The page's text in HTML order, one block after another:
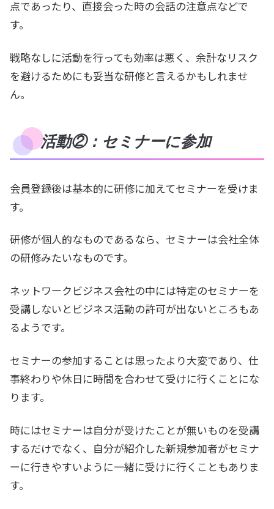
点であったり、直接会った時の会話の注意点などで
す。
戦略なしに活動を行っても効率は悪く、余計なリスク
を避けるためにも妥当な研修と言えるかもしれませ
ん。
活動②：セミナーに参加
会員登録後は基本的に研修に加えてセミナーを受けま
す。
研修が個人的なものであるなら、セミナーは会社全体
の研修みたいなものです。
ネットワークビジネス会社の中には特定のセミナーを
受講しないとビジネス活動の許可が出ないところもあ
るようです。
セミナーの参加することは思ったより大変であり、仕
事終わりや休日に時間を合わせて受けに行くことにな
ります。
時にはセミナーは自分が受けたことが無いものを受講
するだけでなく、自分が紹介した新規参加者がセミナ
ーに行きやすいように一緒に受けに行くこともありま
す。